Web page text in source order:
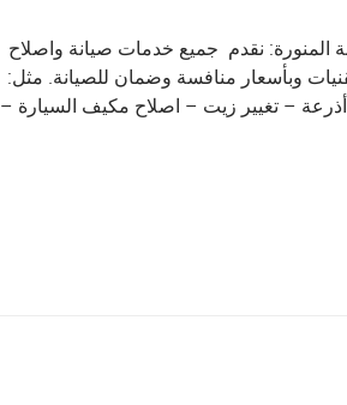
نقدم جميع خدمات صيانة واصلاح
وبأسعار منافسة وضمان للصيانة. مثل:
– تغيير زيت – اصلاح مكيف السيارة –